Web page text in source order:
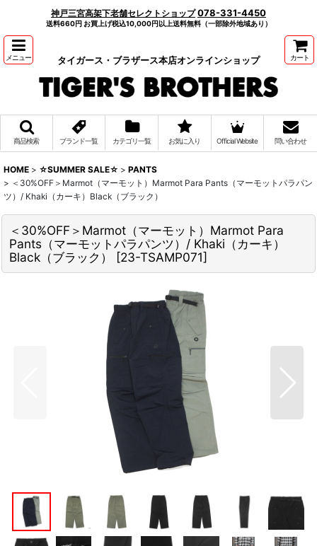
神戸三宮高架下老舗セレクトショップ 078-331-4450
送料660円 お買上げ税込10,000円以上送料無料（一部除外地域あり）
メニュー タイガース・ブラザース本店オンラインショップ カート
商品検索 ブランド一覧 カテゴリ一覧 お気に入り Official Website 問い合わせ
HOME > ☆SUMMER SALE☆ > PANTS
> ＜30%OFF＞Marmot（マーモット）Marmot Para Pants（マーモットパラパン
ツ）/ Khaki（カーキ）Black（ブラック）
＜30%OFF＞Marmot（マーモット）Marmot Para
Pants（マーモットパラパンツ）/ Khaki（カーキ）
Black（ブラック）
[23-TSAMP071]